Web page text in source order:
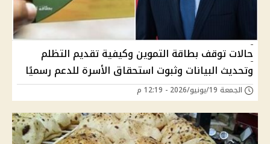
حالات توقف بطاقة التموين وكيفية تقديم التظلم
وتحديث البيانات وثبوت استحقاق الأسرة للدعم رسميًا
الجمعة 19/يونيو/2026 - 12:19 م